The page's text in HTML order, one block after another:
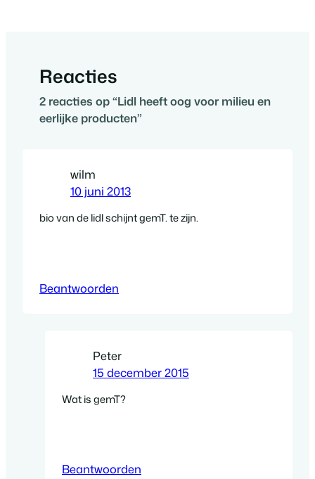
Reacties
2 reacties op “Lidl heeft oog voor milieu en
eerlijke producten”
wilm
10 juni 2013
bio van de lidl schijnt gemT. te zijn.
Beantwoorden
Peter
15 december 2015
Wat is gemT?
Beantwoorden